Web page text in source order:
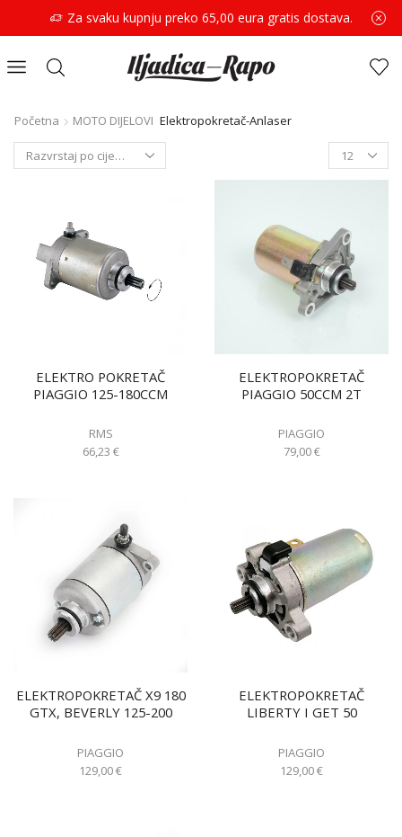
Za svaku kupnju preko 65,00 eura gratis dostava.
Početna MOTO DIJELOVI Elektropokretač-Anlaser
ELEKTRO POKRETAČ
PIAGGIO 125-180CCM
RMS
66,23 €
ELEKTROPOKRETAČ
PIAGGIO 50CCM 2T
PIAGGIO
79,00€
ELEKTROPOKRETAČ X9 180
GTX, BEVERLY 125-200
PIAGGIO
129,00€
ELEKTROPOKRETAČ
LIBERTY I GET 50
PIAGGIO
129,00€